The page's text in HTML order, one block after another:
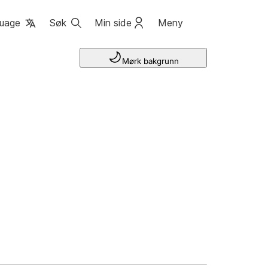
Søk Min side Meny
Mørk bakgrunn